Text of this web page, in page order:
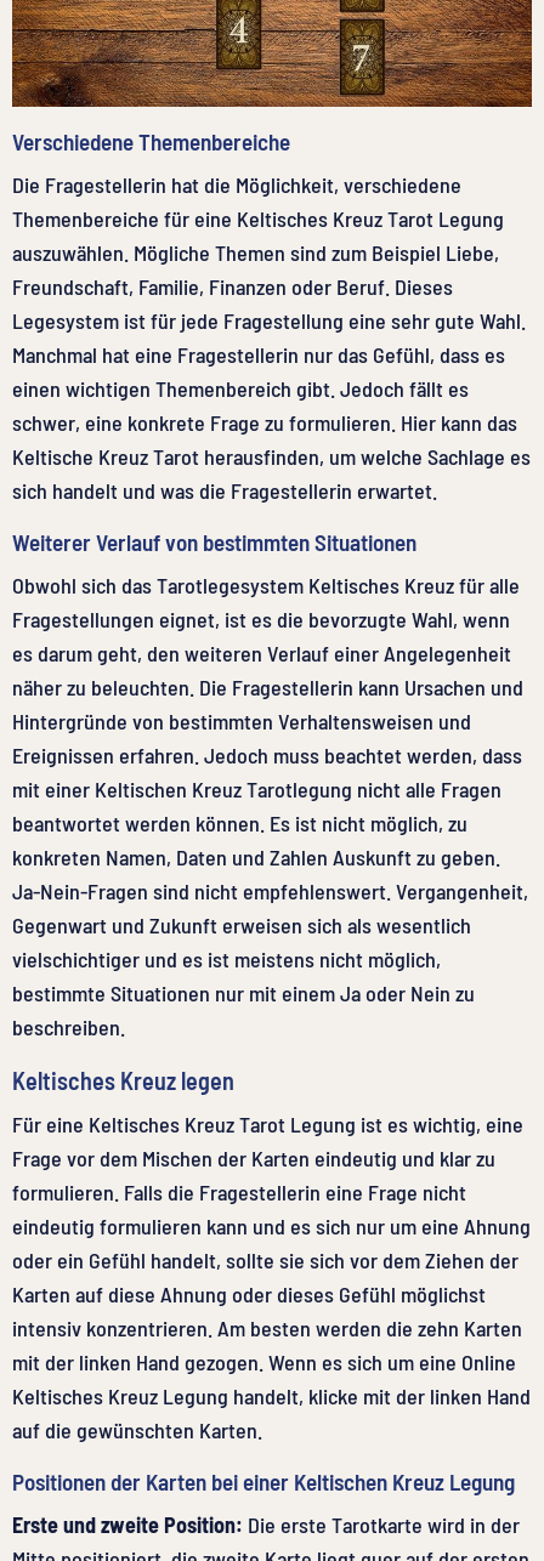
Verschiedene Themenbereiche
Die Fragestellerin hat die Möglichkeit, verschiedene
Themenbereiche für eine Keltisches Kreuz Tarot Legung
auszuwählen. Mögliche Themen sind zum Beispiel Liebe,
Freundschaft, Familie, Finanzen oder Beruf. Dieses
Legesystem ist für jede Fragestellung eine sehr gute Wahl.
Manchmal hat eine Fragestellerin nur das Gefühl, dass es
einen wichtigen Themenbereich gibt. Jedoch fällt es
schwer, eine konkrete Frage zu formulieren. Hier kann das
Keltische Kreuz Tarot herausfinden, um welche Sachlage es
sich handelt und was die Fragestellerin erwartet.
Weiterer Verlauf von bestimmten Situationen
Obwohl sich das Tarotlegesystem Keltisches Kreuz für alle
Fragestellungen eignet, ist es die bevorzugte Wahl, wenn
es darum geht, den weiteren Verlauf einer Angelegenheit
näher zu beleuchten. Die Fragestellerin kann Ursachen und
Hintergründe von bestimmten Verhaltensweisen und
Ereignissen erfahren. Jedoch muss beachtet werden, dass
mit einer Keltischen Kreuz Tarotlegung nicht alle Fragen
beantwortet werden können. Es ist nicht möglich, zu
konkreten Namen, Daten und Zahlen Auskunft zu geben.
Ja-Nein-Fragen sind nicht empfehlenswert. Vergangenheit,
Gegenwart und Zukunft erweisen sich als wesentlich
vielschichtiger und es ist meistens nicht möglich,
bestimmte Situationen nur mit einem Ja oder Nein zu
beschreiben.
Keltisches Kreuz legen
Für eine Keltisches Kreuz Tarot Legung ist es wichtig, eine
Frage vor dem Mischen der Karten eindeutig und klar zu
formulieren. Falls die Fragestellerin eine Frage nicht
eindeutig formulieren kann und es sich nur um eine Ahnung
oder ein Gefühl handelt, sollte sie sich vor dem Ziehen der
Karten auf diese Ahnung oder dieses Gefühl möglichst
intensiv konzentrieren. Am besten werden die zehn Karten
mit der linken Hand gezogen. Wenn es sich um eine Online
Keltisches Kreuz Legung handelt, klicke mit der linken Hand
auf die gewünschten Karten.
Positionen der Karten bei einer Keltischen Kreuz Legung
Erste und zweite Position: Die erste Tarotkarte wird in der